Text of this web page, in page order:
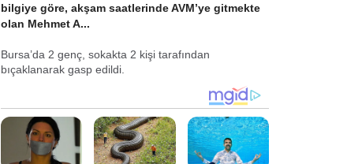
bilgiye göre, akşam saatlerinde AVM’ye gitmekte
olan Mehmet A...
Bursa’da 2 genç, sokakta 2 kişi tarafından
bıçaklanarak gasp edildi.